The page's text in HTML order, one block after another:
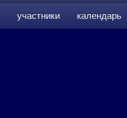
участники календарь